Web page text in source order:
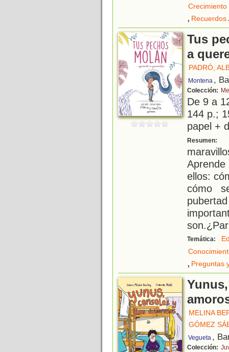
Crecimiento
, Recuerdos
Tus
a
PADRÓ,
Montena ,
Colección:
De 9 a
144 p.;
papel +
Resumen:
ellos:
cómo
Temática:
, Preguntas
MELINA
GÓMEZ
Vegueta ,
Colección: